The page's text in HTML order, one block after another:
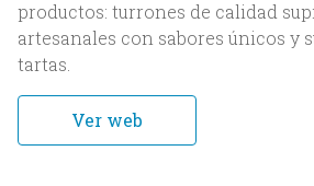
Inicio
Nosotros
productos: turrones de calidad
artesanales con sabores únicos y
tartas.
Ver web